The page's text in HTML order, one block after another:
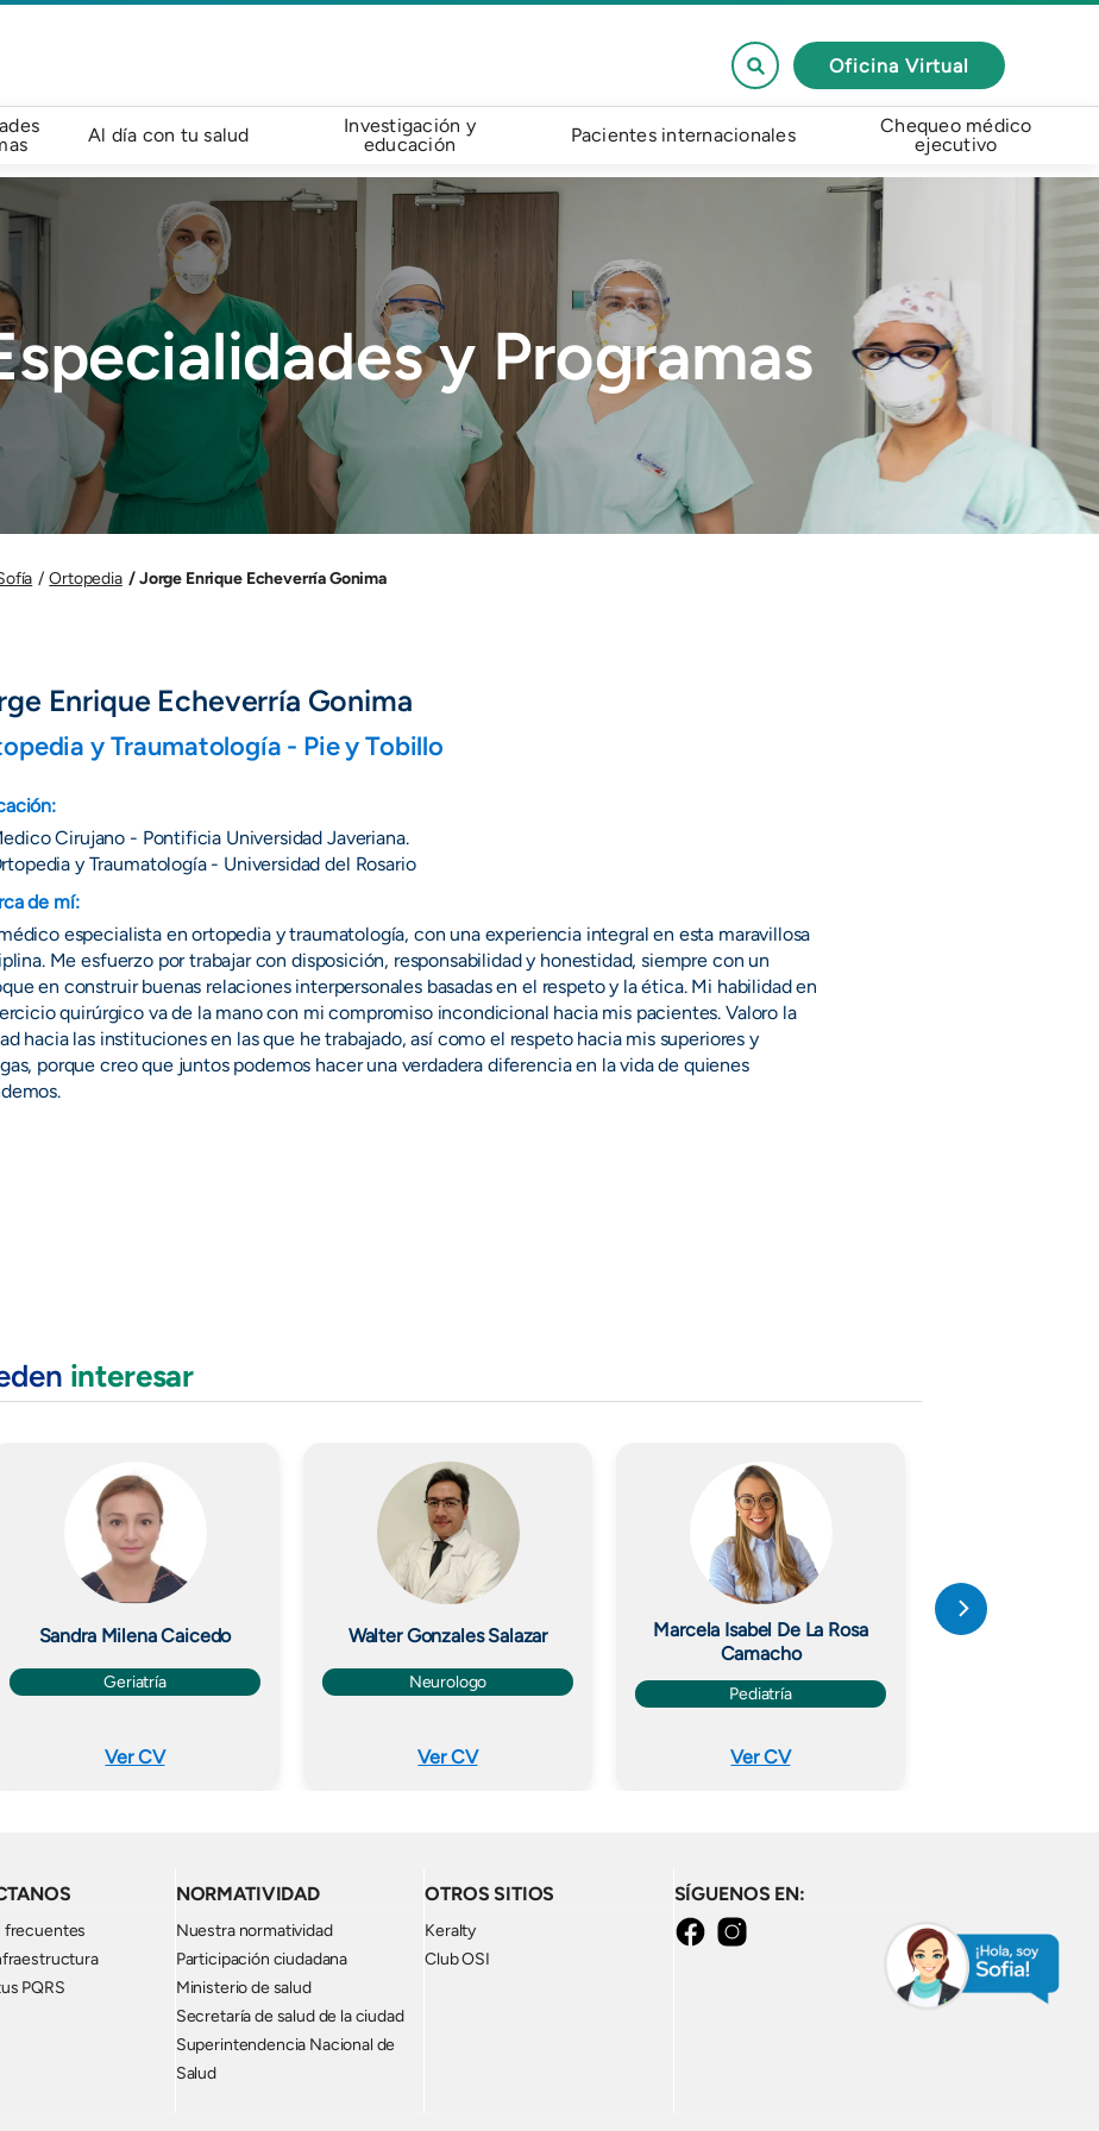
Oficina Virtual
Al día con tu salud
Investigación y
educación
Pacientes internacionales
Chequeo médico
ejecutivo
y Programas
Ortopedia Jorge Enrique Echeverría Gonima
Enrique Echeverría Gonima
y Traumatología - Pie y Tobillo
Cirujano - Pontificia Universidad Javeriana.
y Traumatología - Universidad del Rosario
de mí:
especialista en ortopedia y traumatología, con una experiencia integral en esta maravillosa
Me esfuerzo por trabajar con disposición, responsabilidad y honestidad, siempre con un
en construir buenas relaciones interpersonales basadas en el respeto y la ética. Mi habilidad en
quirúrgico va de la mano con mi compromiso incondicional hacia mis pacientes. Valoro la
hacia las instituciones en las que he trabajado, así como el respeto hacia mis superiores y
porque creo que juntos podemos hacer una verdadera diferencia en la vida de quienes
interesar
Imagen
Sandra Milena Caicedo
Geriatría
Ver CV
Imagen
Walter Gonzales Salazar
Neurologo
Ver CV
Imagen
Marcela Isabel De La Rosa
Camacho
Pediatría
Ver CV
Carlos Andrés
frecuentes
PQRS
NORMATIVIDAD
Nuestra normatividad
Participación ciudadana
Ministerio de salud
Secretaría de salud de la ciudad
Superintendencia Nacional de
Salud
OTROS SITIOS
Keralty
Club OSI
SÍGUENOS EN:
facebookinstagram